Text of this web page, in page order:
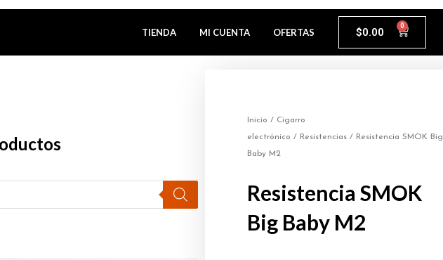
TIENDA MI CUENTA OFERTAS $0.00 0
Inicio / Cigarro
electrónico / Resistencias / Resistencia SMOK Big
Baby M2
Resistencia SMOK
Big Baby M2